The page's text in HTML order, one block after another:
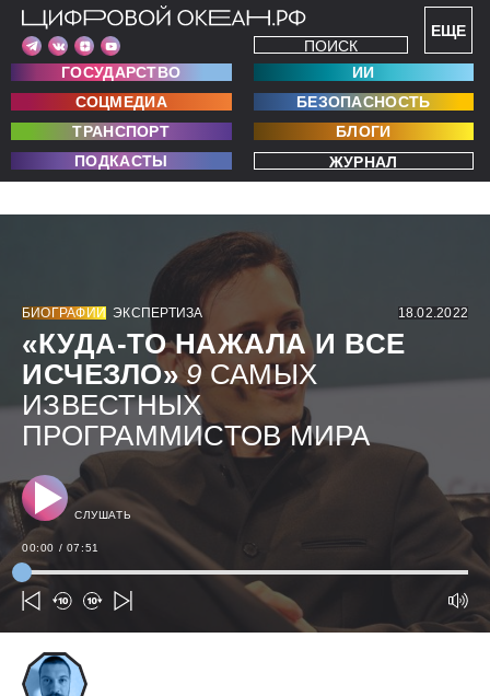
ЕЩЕ
ПОИСК
ГОСУДАРСТВО
ИИ
СОЦМЕДИА
БЕЗОПАСНОСТЬ
ТРАНСПОРТ
БЛОГИ
ПОДКАСТЫ
ЖУРНАЛ
БИОГРАФИИ ЭКСПЕРТИЗА 18.02.2022
«КУДА-ТО НАЖАЛА И ВСЕ
ИСЧЕЗЛО» 9 САМЫХ
ИЗВЕСТНЫХ
ПРОГРАММИСТОВ МИРА
СЛУШАТЬ
00:00 / 07:51